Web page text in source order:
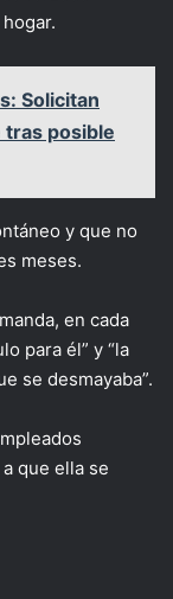
Solicitan
tras posible
y que no
meses.
en cada
para él” y “la
se desmayaba”.
que ella se